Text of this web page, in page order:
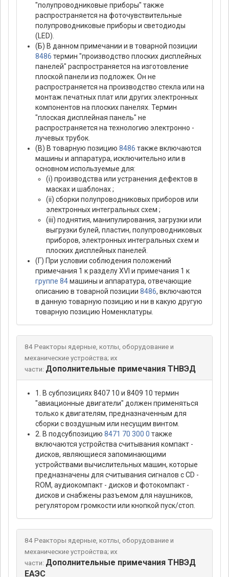
"полупроводниковые приборы" также
распространяется на фоточувствительные
полупроводниковые приборы и светодиоды
(LED).
(Б) В данном примечании и в товарной позиции
8486 термин "производство плоских дисплейных
панелей" распространяется на изготовление
плоской панели из подложек. Он не
распространяется на производство стекла или на
монтаж печатных плат или других электронных
компонентов на плоских панелях. Термин
"плоская дисплейная панель" не
распространяется на технологию электронно -
лучевых трубок.
(В) В товарную позицию 8486 также включаются
машины и аппаратура, исключительно или в
основном используемые для:
(i) производства или устранения дефектов в
масках и шаблонах ;
(ii) сборки полупроводниковых приборов или
электронных интегральных схем ;
(iii) поднятия, манипулирования, загрузки или
выгрузки булей, пластин, полупроводниковых
приборов, электронных интегральных схем и
плоских дисплейных панелей.
(Г) При условии соблюдения положений
примечания 1 к разделу XVI и примечания 1 к
группе 84машины и аппаратура, отвечающие
описанию в товарной позиции 8486, включаются
в данную товарную позицию и ни в какую другую
товарную позицию Номенклатуры.
84 Реакторы ядерные, котлы, оборудование и
механические устройства; их
части: Дополнительные примечания ТНВЭД
1. В субпозициях 8407 10 и 8409 10 термин
"авиационные двигатели" должен применяться
только к двигателям, предназначенным для
сборки с воздушным или несущим винтом.
2. В подсубпозицию 8471 70 300 0 также
включаются устройства считывания компакт -
дисков, являющиеся запоминающими
устройствами вычислительных машин, которые
предназначены для считывания сигналов с CD -
ROM, аудиокомпакт - дисков и фотокомпакт -
дисков и снабжены разъемом для наушников,
регулятором громкости или кнопкой пуск/стоп.
84 Реакторы ядерные, котлы, оборудование и
механические устройства; их
части: Дополнительные примечания ТНВЭД
ЕАЭС